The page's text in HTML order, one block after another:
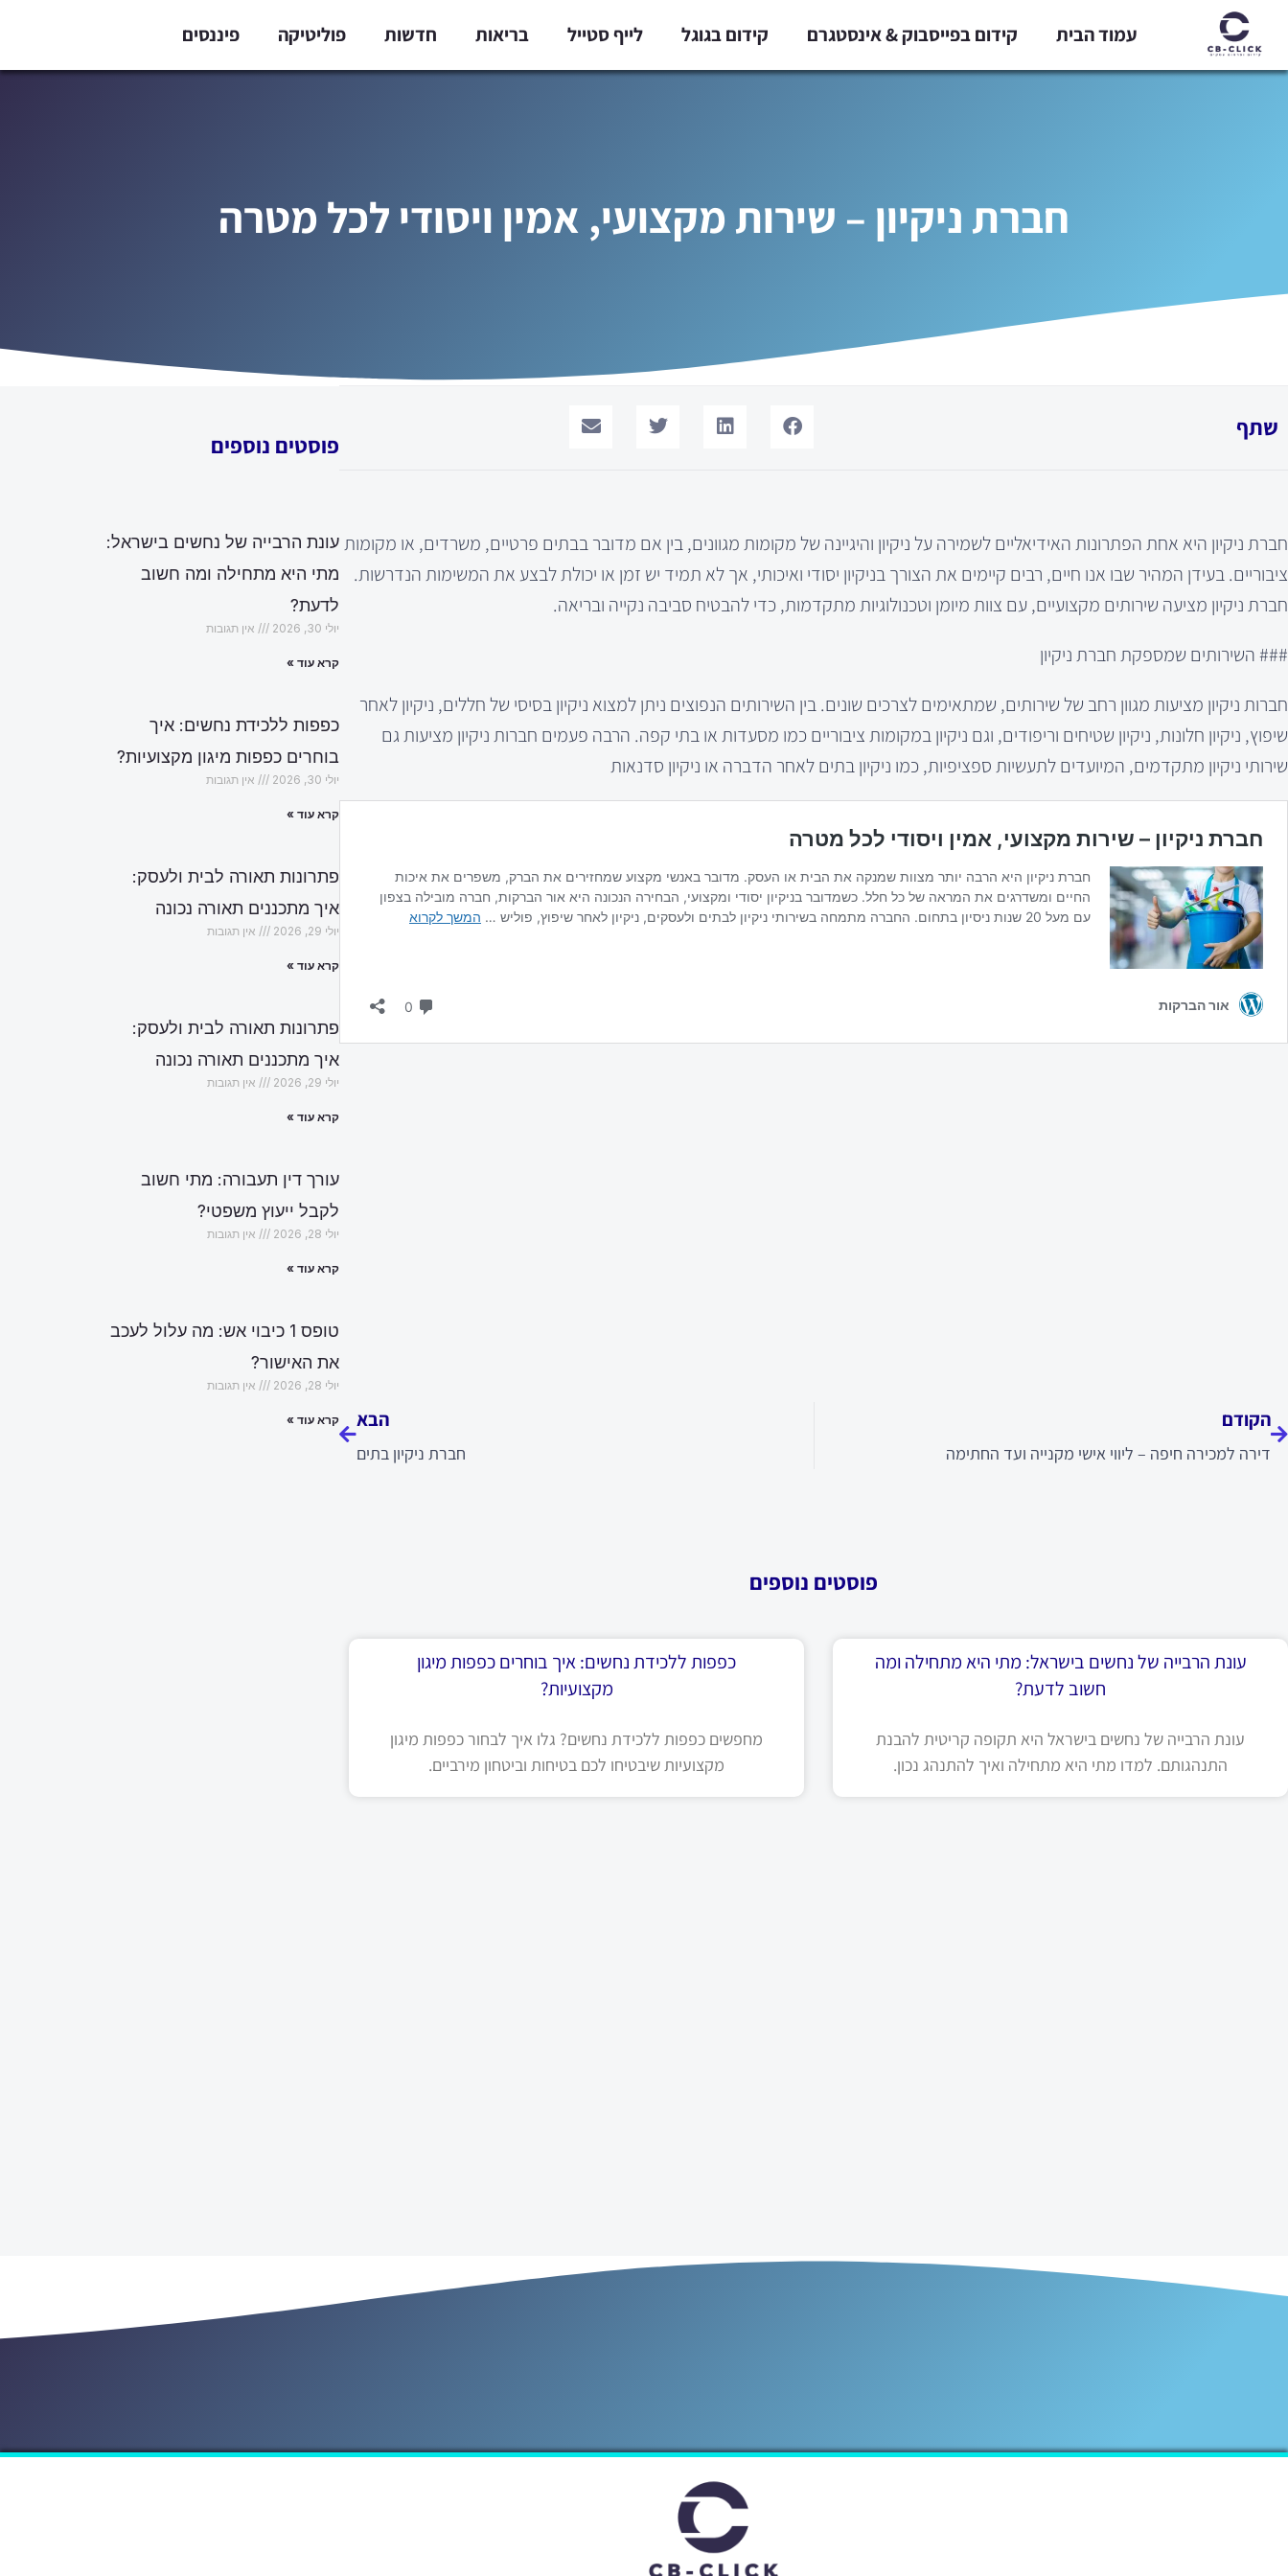
לתוכן
עמוד הבית קידום בפייסבוק & אינסטגרם קידום בגוגל לייף סטייל בריאות חדשות פוליטיקה פיננסים
חברת ניקיון – שירות מקצועי, אמין ויסודי לכל מטרה
שתף
חברת ניקיון היא אחת הפתרונות האידיאליים לשמירה על ניקיון והיגיינה של מקומות מגוונים, בין אם מדובר בבתים פרטיים, משרדים, או מקומות
ציבוריים. בעידן המהיר שבו אנו חיים, רבים קיימים את הצורך בניקיון יסודי ואיכותי, אך לא תמיד יש זמן או יכולת לבצע את המשימות הנדרשות.
חברת ניקיון מציעה שירותים מקצועיים, עם צוות מיומן וטכנולוגיות מתקדמות, כדי להבטיח סביבה נקייה ובריאה.
### השירותים שמספקת חברת ניקיון
חברות ניקיון מציעות מגוון רחב של שירותים, שמתאימים לצרכים שונים. בין השירותים הנפוצים ניתן למצוא ניקיון בסיסי של חללים, ניקיון לאחר
שיפוץ, ניקיון חלונות, ניקיון שטיחים וריפודים, וגם ניקיון במקומות ציבוריים כמו מסעדות או בתי קפה. הרבה פעמים חברות ניקיון מציעות גם
שירותי ניקיון מתקדמים, המיועדים לתעשיות ספציפיות, כמו ניקיון בתים לאחר הדברה או ניקיון סדנאות
הקודם
דירה למכירה חיפה – ליווי אישי מקנייה ועד החתימה
הבא
חברת ניקיון בתים
הבא
פוסטים נוספים
עונת הרבייה של נחשים בישראל: מתי היא מתחילה ומה
חשוב לדעת?
עונת הרבייה של נחשים בישראל היא תקופה קריטית להבנת
התנהגותם. למדו מתי היא מתחילה ואיך להתנהג נכון.
כפפות ללכידת נחשים: איך בוחרים כפפות מיגון
מקצועיות?
מחפשים כפפות ללכידת נחשים? גלו איך לבחור כפפות מיגון
מקצועיות שיבטיחו לכם בטיחות וביטחון מירביים.
פוסטים נוספים
עונת הרבייה של נחשים בישראל:
מתי היא מתחילה ומה חשוב
לדעת?
יולי 30, 2026 אין תגובות
קרא עוד »
כפפות ללכידת נחשים: איך
בוחרים כפפות מיגון מקצועיות?
יולי 30, 2026 אין תגובות
קרא עוד »
פתרונות תאורה לבית ולעסק:
איך מתכננים תאורה נכונה
יולי 29, 2026 אין תגובות
קרא עוד »
פתרונות תאורה לבית ולעסק:
איך מתכננים תאורה נכונה
יולי 29, 2026 אין תגובות
קרא עוד »
עורך דין תעבורה: מתי חשוב
לקבל ייעוץ משפטי?
יולי 28, 2026 אין תגובות
קרא עוד »
טופס 1 כיבוי אש: מה עלול לעכב
את האישור?
יולי 28, 2026 אין תגובות
קרא עוד »